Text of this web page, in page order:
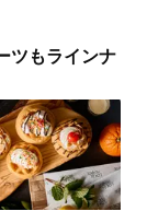
ツもラインナ